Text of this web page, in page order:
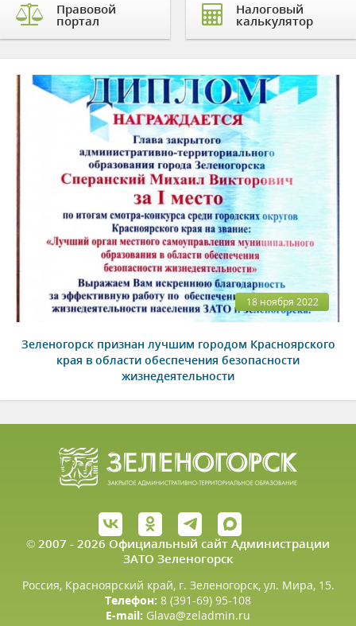
Правовой
портал
Налоговый
калькулятор
18 ноября 2022
Зеленогорск признан лучшим городом Красноярского
края в области обеспечения безопасности
жизнедеятельности
© 2007 - 2026 Официальный сайт Администрации
ЗАТО Зеленогорск
Россия, Красноярский край, г. Зеленогорск, ул. Мира, 15.
Телефон: 8 (391-69) 95-108
E-mail: Glava@zeladmin.ru